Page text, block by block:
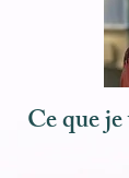
Ce que